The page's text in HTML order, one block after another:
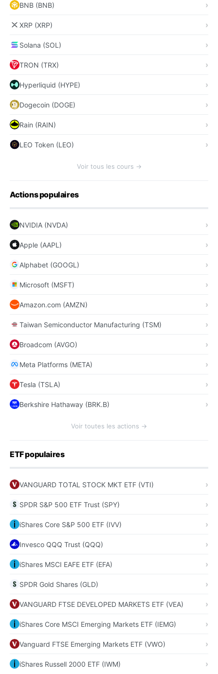
BNB (BNB)
XRP (XRP)
Solana (SOL)
TRON (TRX)
Hyperliquid (HYPE)
Dogecoin (DOGE)
Rain (RAIN)
LEO Token (LEO)
Voir tous les cours →
Actions populaires
NVIDIA (NVDA)
Apple (AAPL)
Alphabet (GOOGL)
Microsoft (MSFT)
Amazon.com (AMZN)
Taiwan Semiconductor Manufacturing (TSM)
Broadcom (AVGO)
Meta Platforms (META)
Tesla (TSLA)
Berkshire Hathaway (BRK.B)
Voir toutes les actions →
ETF populaires
VANGUARD TOTAL STOCK MKT ETF (VTI)
SPDR S&P 500 ETF Trust (SPY)
iShares Core S&P 500 ETF (IVV)
Invesco QQQ Trust (QQQ)
iShares MSCI EAFE ETF (EFA)
SPDR Gold Shares (GLD)
VANGUARD FTSE DEVELOPED MARKETS ETF (VEA)
iShares Core MSCI Emerging Markets ETF (IEMG)
Vanguard FTSE Emerging Markets ETF (VWO)
iShares Russell 2000 ETF (IWM)